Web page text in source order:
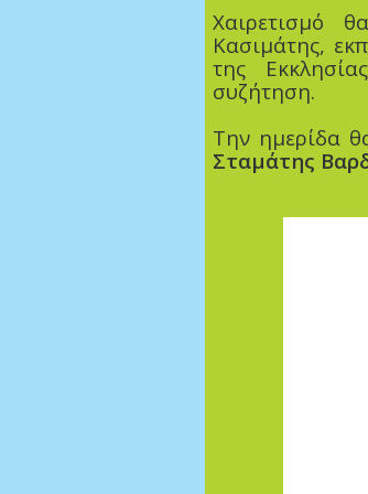
Χαιρετισμό
Κασιμάτης,
της
συζήτηση.
Την ημερίδα
Σταμάτης